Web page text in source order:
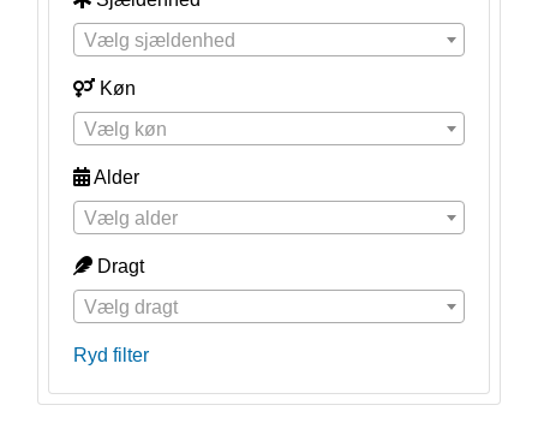
Vælg sjældenhed
Køn
Vælg køn
Alder
Vælg alder
Dragt
Vælg dragt
Ryd filter